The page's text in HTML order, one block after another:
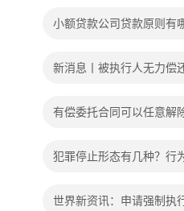
小额贷款公司贷款原则有
新消息丨被执行人无力偿
有偿委托合同可以任意解
犯罪停止形态有几种？行
世界新资讯：申请强制执